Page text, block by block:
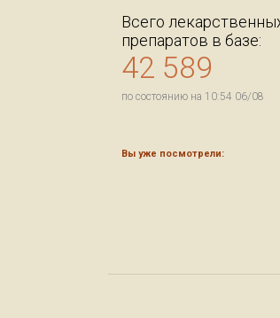
Всего
препаратов в базе:
42 589
по состоянию на 10:54 06/08
Вы уже посмотрели: